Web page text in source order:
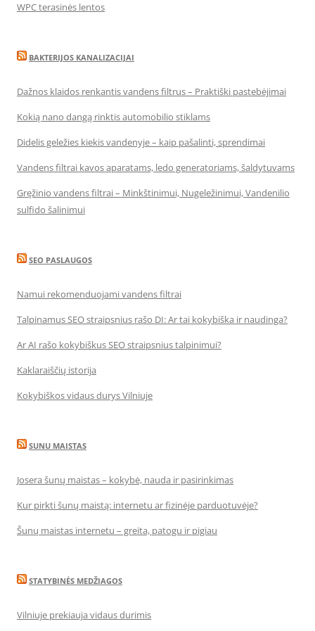
WPC terasinės lentos
BAKTERIJOS KANALIZACIJAI
Dažnos klaidos renkantis vandens filtrus – Praktiški pastebėjimai
Kokią nano dangą rinktis automobilio stiklams
Didelis geležies kiekis vandenyje – kaip pašalinti, sprendimai
Vandens filtrai kavos aparatams, ledo generatoriams, šaldytuvams
Gręžinio vandens filtrai – Minkštinimui, Nugeležinimui, Vandenilio
sulfido šalinimui
SEO PASLAUGOS
Namui rekomenduojami vandens filtrai
Talpinamus SEO straipsnius rašo DI: Ar tai kokybiška ir naudinga?
Ar AI rašo kokybiškus SEO straipsnius talpinimui?
Kaklaraiščių istorija
Kokybiškos vidaus durys Vilniuje
SUNU MAISTAS
Josera šunų maistas – kokybė, nauda ir pasirinkimas
Kur pirkti šunų maistą: internetu ar fizinėje parduotuvėje?
Šunų maistas internetu – greita, patogu ir pigiau
STATYBINĖS MEDŽIAGOS
Vilniuje prekiauja vidaus durimis